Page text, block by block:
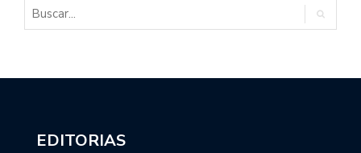
EDITORIAS